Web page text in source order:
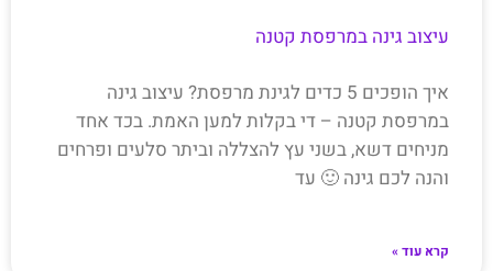
עיצוב גינה במרפסת קטנה
איך הופכים 5 כדים לגינת מרפסת? עיצוב גינה
במרפסת קטנה – די בקלות למען האמת. בכד אחד
מניחים דשא, בשני עץ להצללה וביתר סלעים ופרחים
והנה לכם גינה 🙂 עד
קרא עוד »